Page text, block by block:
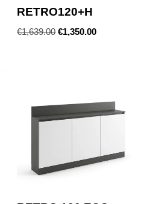
RETRO120+H
€1,639.00 €1,350.00